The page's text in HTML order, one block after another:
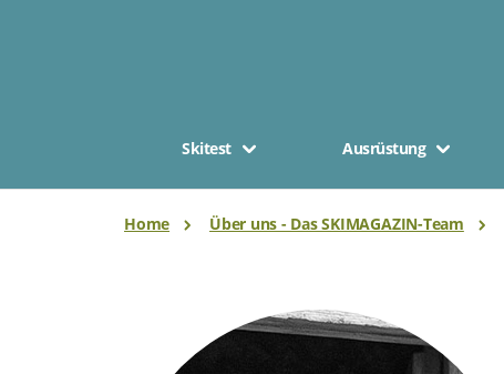
Skitest Ausrüstung
Home Über uns - Das SKIMAGAZIN-Team